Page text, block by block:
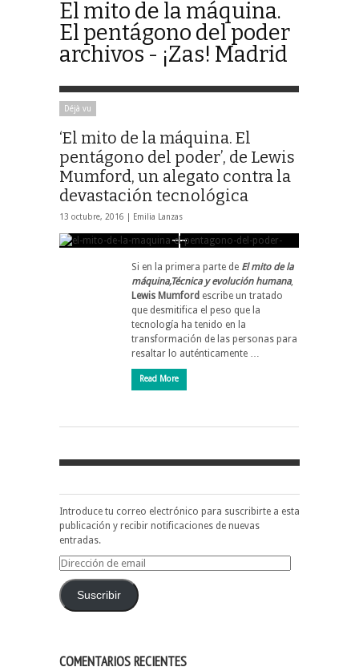
El mito de la máquina.
El pentágono del poder
archivos - ¡Zas! Madrid
Déjà vu
‘El mito de la máquina. El
pentágono del poder’, de Lewis
Mumford, un alegato contra la
devastación tecnológica
13 octubre, 2016 | Emilia Lanzas
Si en la primera parte de El mito de la
máquina,Técnica y evolución humana,
Lewis Mumford escribe un tratado
que desmitifica el peso que la
tecnología ha tenido en la
transformación de las personas para
resaltar lo auténticamente …
Read More
Introduce tu correo electrónico para suscribirte a esta
publicación y recibir notificaciones de nuevas
entradas.
Dirección
emailSuscribir
COMENTARIOS RECIENTES